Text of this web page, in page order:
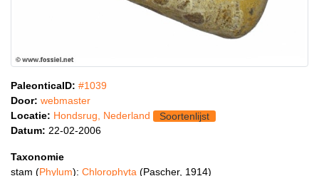
PaleonticaID: #1039
Door: webmaster
Locatie: Hondsrug, Nederland
Soortenlijst
Datum: 22-02-2006
Taxonomie
stam (Phylum): Chlorophyta (Pascher, 1914)